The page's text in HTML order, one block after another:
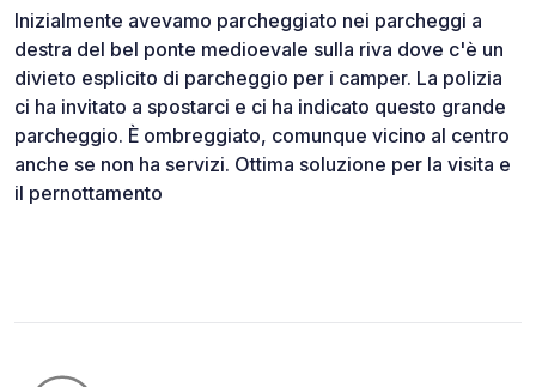
Inizialmente avevamo parcheggiato nei parcheggi a
destra del bel ponte medioevale sulla riva dove c'è un
divieto esplicito di parcheggio per i camper. La polizia
ci ha invitato a spostarci e ci ha indicato questo grande
parcheggio. È ombreggiato, comunque vicino al centro
anche se non ha servizi. Ottima soluzione per la visita e
il pernottamento